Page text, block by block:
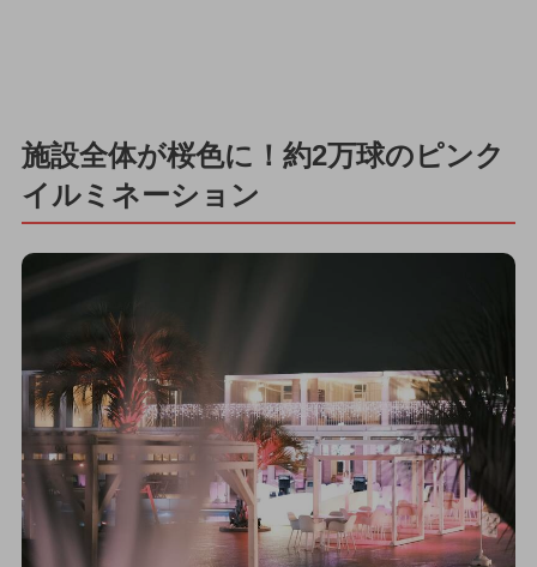
施設全体が桜色に！約2万球のピンク
イルミネーション